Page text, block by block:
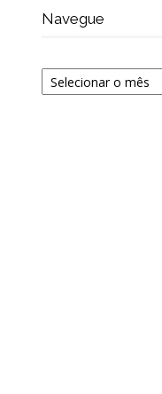
Navegue
Navegue